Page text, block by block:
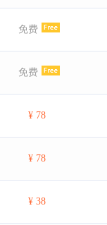
免费
免费
¥ 78
¥ 78
¥ 38